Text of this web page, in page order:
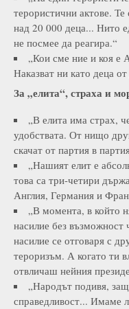
терористични актове.
над 20 000 деца... Нито
не посмее да реагира.“
„Кои сме ние и коя е
Наказват ни като деца
За „елита“, страха и
„В елита има страх,
удобствата. От нищо
скачат от партия в
„Нашият елит е
това са три-четири
Англия, Германия и
„В момента, в който
насилие без възможност
насилие се отговаря с
тероризъм. А когато ти
отвличаш нейния
„Народът подивя,
справедливост... Имаме